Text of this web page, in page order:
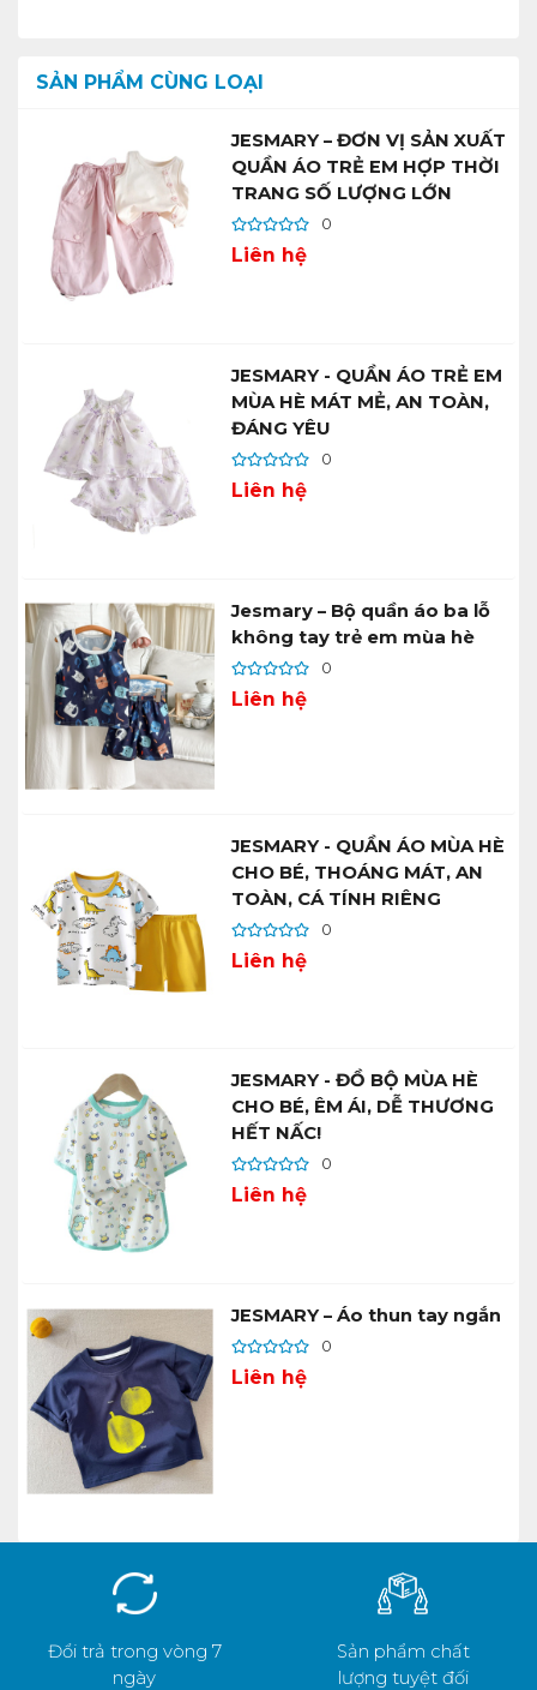
SẢN PHẨM CÙNG LOẠI
JESMARY – ĐƠN VỊ SẢN XUẤT
QUẦN ÁO TRẺ EM HỢP THỜI
TRANG SỐ LƯỢNG LỚN
0
Liên hệ
JESMARY - QUẦN ÁO TRẺ EM
MÙA HÈ MÁT MẺ, AN TOÀN,
ĐÁNG YÊU
0
Liên hệ
Jesmary – Bộ quần áo ba lỗ
không tay trẻ em mùa hè
0
Liên hệ
JESMARY - QUẦN ÁO MÙA HÈ
CHO BÉ, THOÁNG MÁT, AN
TOÀN, CÁ TÍNH RIÊNG
0
Liên hệ
JESMARY - ĐỒ BỘ MÙA HÈ
CHO BÉ, ÊM ÁI, DỄ THƯƠNG
HẾT NẤC!
0
Liên hệ
JESMARY – Áo thun tay ngắn
0
Liên hệ
Đổi trả trong vòng 7
ngày
Sản phẩm chất
lượng tuyệt đối